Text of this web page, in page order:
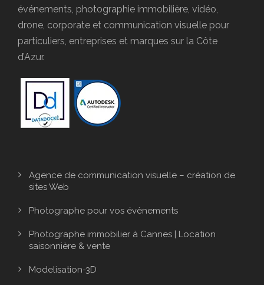
événements, photographie immobilière, vidéo,
drone, corporate et communication visuelle pour
particuliers, entreprises et marques sur la Côte
d’Azur.
Agence de communication visuelle – création de
sites Web
Photographe pour vos évènements
Photographe immobilier à Cannes | Location
saisonnière & vente
Modelisation-3D